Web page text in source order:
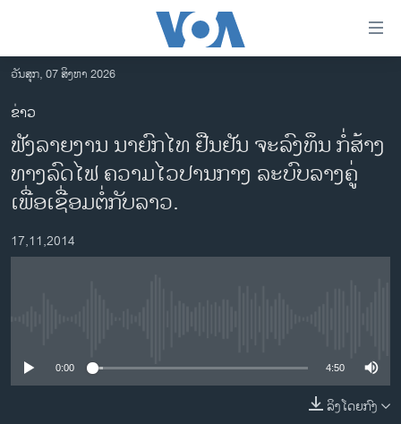
ເຂົ້າ
ຫາ
ຂ້າມ
ຂ້າມ
ຂ້າມ
ໄປ
ຫາ
ຊອກ
ຄົ້ນ
ອາເມຣິກາ
ການເລືອກຕັ້ງ ປະທານາທີບໍດີ ສະຫະລັດ 2024
ໂລກ
ຊຸມຊົນຊາວລາວ
ວັນສຸກ, 07 ສິງຫາ 2026
ຂ່າວ
ຟັງລາຍງານ ນາຍົກ​ໄທ ຢືນຢັນ​ ​ຈະ​ລົງທຶນ​ ກໍ່ສ້າງ​
ທາງ​ລົດ​ໄຟ​ ຄວາມ​ໄວ​ປານ​ກາງ​ ລະບົບ​ລາງ​ຄູ່ ​
ເພື່ອ​ເຊື່ອມ​ຕໍ່​ກັບ​ລາວ.
17,11,2014
0:00 4:50
ລິງໂດຍກົງ